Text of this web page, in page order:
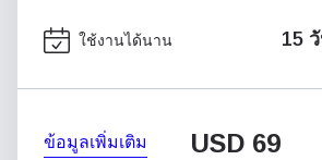
ใช้งานได้นาน 15
ข้อมูลเพิ่มเติม USD 69